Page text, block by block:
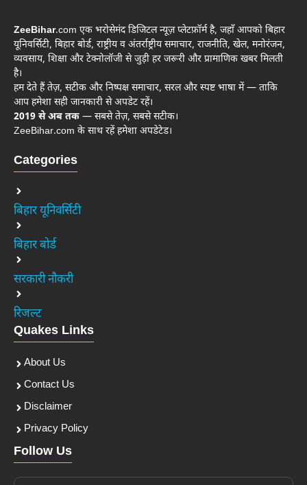
ZeeBihar.com एक भरोसेमंद डिजिटल न्यूज़ प्लेटफ़ॉर्म है, जहाँ आपको बिहार
यूनिवर्सिटी, बिहार बोर्ड, राष्ट्रीय व अंतर्राष्ट्रीय समाचार, राजनीति, खेल, मनोरंजन,
व्यवसाय, शिक्षा और टेक्नोलॉजी से जुड़ी हर जरूरी और प्रामाणिक खबर मिलती
है।
हम देते हैं तेज़, सटीक और निष्पक्ष समाचार, सरल और स्पष्ट भाषा में — ताकि
आप हमेशा सही जानकारी से अपडेट रहें।
2019 से अब तक — सबसे तेज़, सबसे सटीक।
ZeeBihar.com के साथ रहें हमेशा अपडेटेड।
Categories
बिहार यूनिवर्सिटी
बिहार बोर्ड
सरकारी नौकरी
रिजल्ट
Quakes Links
About Us
Contact Us
Disclaimer
Privacy Policy
Follow Us